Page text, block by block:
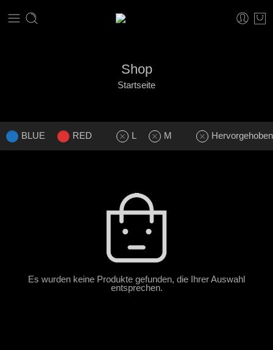
Shop
Startseite
BLUE RED M Hervorgehoben
Es wurden keine Produkte gefunden, die Ihrer Auswahl
entsprechen.